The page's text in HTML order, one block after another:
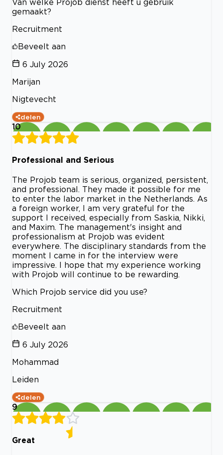
Van welke Projob dienst heeft u gebruik
gemaakt?
Recruitment
Beveelt aan
6 July 2026
Marijan
Nigtevecht
delen
10
Professional and Serious
The Projob team is serious, organized, persistent,
and professional. They made it possible for me
to enter the labor market in the Netherlands. As
a foreign worker, I am very grateful for the
support I received, especially from Saskia, Nikki,
and Maxim. The management's insight and
professionalism at Projob was evident
everywhere. The disciplinary standards from the
moment I came in for the interview were
impressive. I hope that my experience working
with Projob will continue to be rewarding.
Which Projob service did you use?
Recruitment
Beveelt aan
6 July 2026
Mohammad
Leiden
delen
9
Great